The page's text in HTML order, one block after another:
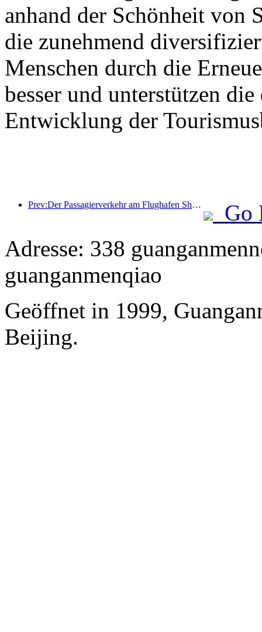
anhand der Schönheit von
die zunehmend
Menschen durch die
besser und unterstützen
Entwicklung der
Prev:Der Passagierverkehr am Flughafen Shenzhen nimmt während der Sommerferien stark zu, und viele ausländische Fluggesellschaften erweitern ihr China-Angebot.
Go
Adresse: 338
guanganmenqiao
Geöffnet in 1999,
Beijing.